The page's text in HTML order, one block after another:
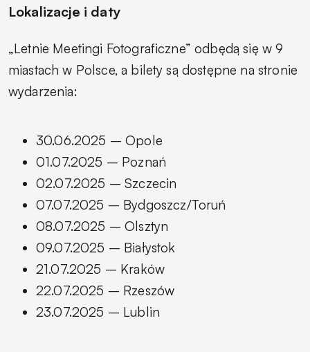
Lokalizacje i daty
„Letnie Meetingi Fotograficzne” odbędą się w 9
miastach w Polsce, a bilety są dostępne na stronie
wydarzenia:
30.06.2025 – Opole
01.07.2025 – Poznań
02.07.2025 – Szczecin
07.07.2025 – Bydgoszcz/Toruń
08.07.2025 – Olsztyn
09.07.2025 – Białystok
21.07.2025 – Kraków
22.07.2025 – Rzeszów
23.07.2025 – Lublin